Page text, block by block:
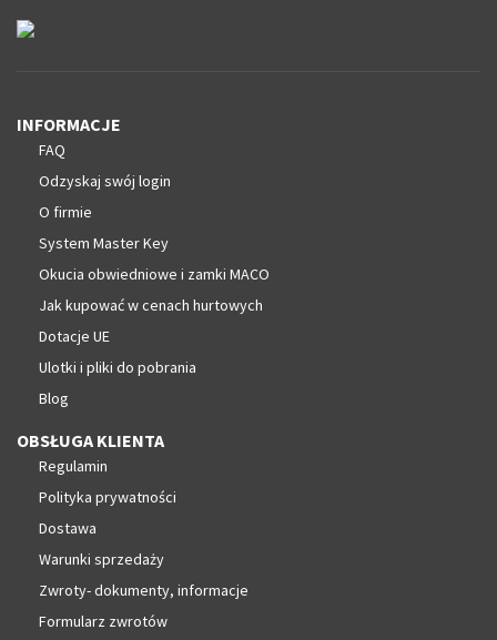
INFORMACJE
FAQ
Odzyskaj swój login
O firmie
System Master Key
Okucia obwiedniowe i zamki MACO
Jak kupować w cenach hurtowych
Dotacje UE
Ulotki i pliki do pobrania
Blog
OBSŁUGA KLIENTA
Regulamin
Polityka prywatności
Dostawa
Warunki sprzedaży
Zwroty- dokumenty, informacje
Formularz zwrotów